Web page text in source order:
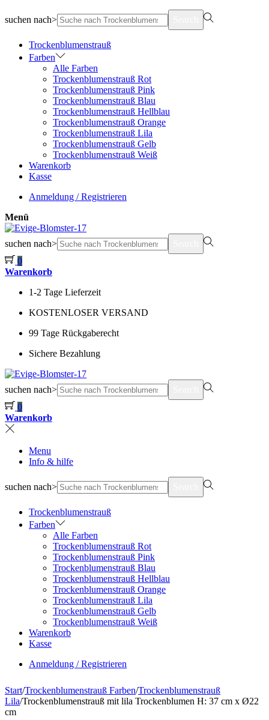
suchen nach>
Trockenblumenstrauß
Farben
Alle Farben
Trockenblumenstrauß Rot
Trockenblumenstrauß Pink
Trockenblumenstrauß Blau
Trockenblumenstrauß Hellblau
Trockenblumenstrauß Orange
Trockenblumenstrauß Lila
Trockenblumenstrauß Gelb
Trockenblumenstrauß Weiß
Warenkorb
Kasse
Anmeldung / Registrieren
Menü
suchen nach>
0
Warenkorb
1-2 Tage Lieferzeit
KOSTENLOSER VERSAND
99 Tage Rückgaberecht
Sichere Bezahlung
suchen nach>
0
Warenkorb
Menu
Info & hilfe
suchen nach>
Trockenblumenstrauß
Farben
Alle Farben
Trockenblumenstrauß Rot
Trockenblumenstrauß Pink
Trockenblumenstrauß Blau
Trockenblumenstrauß Hellblau
Trockenblumenstrauß Orange
Trockenblumenstrauß Lila
Trockenblumenstrauß Gelb
Trockenblumenstrauß Weiß
Warenkorb
Kasse
Anmeldung / Registrieren
Start/Trockenblumenstrauß Farben/Trockenblumenstrauß
Lila/Trockenblumenstrauß mit lila Trockenblumen H: 37 cm x Ø22
cm